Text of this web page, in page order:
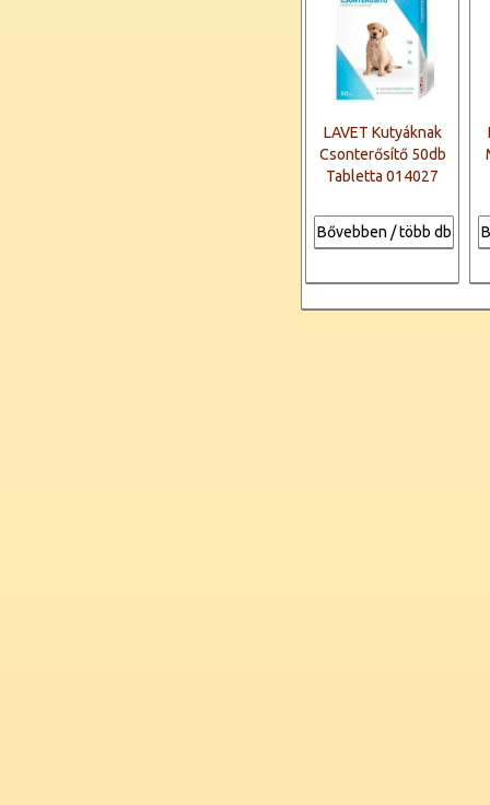
LAVET Kutyáknak
Csonterősítő 50db
Tabletta 014027
Bővebben / több db